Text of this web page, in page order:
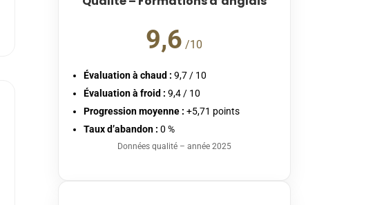
9,6 /10
Évaluation à chaud : 9,7 / 10
Évaluation à froid : 9,4 / 10
Progression moyenne : +5,71 points
Taux d’abandon : 0 %
Données qualité – année 2025